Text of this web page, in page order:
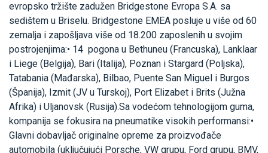
evropsko tržište zadužen Bridgestone Evropa S.A. sa
sedištem u Briselu. Bridgestone EMEA posluje u više od 60
zemalja i zapošljava više od 18.200 zaposlenih u svojim
postrojenjima:• 14 pogona u Bethuneu (Francuska), Lanklaar
i Liege (Belgija), Bari (Italija), Poznan i Stargard (Poljska),
Tatabania (Mađarska), Bilbao, Puente San Miguel i Burgos
(Španija), Izmit (JV u Turskoj), Port Elizabet i Brits (Južna
Afrika) i Uljanovsk (Rusija).Sa vodećom tehnologijom guma,
kompanija se fokusira na pneumatike visokih performansi:•
Glavni dobavljač originalne opreme za proizvođače
automobila (uključujući Porsche, VW grupu, Ford grupu, BMV,